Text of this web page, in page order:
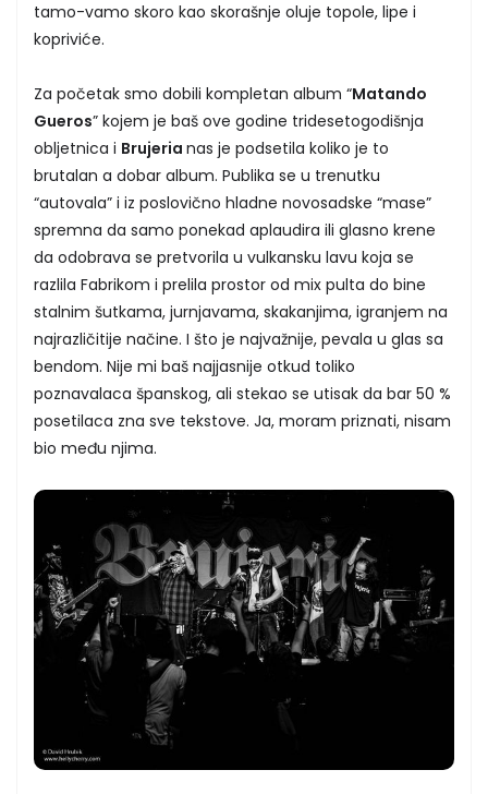
tamo-vamo skoro kao skorašnje oluje topole, lipe i
kopriviće.
Za početak smo dobili kompletan album “Matando
Gueros” kojem je baš ove godine tridesetogodišnja
obljetnica i Brujeria nas je podsetila koliko je to
brutalan a dobar album. Publika se u trenutku
“autovala” i iz poslovično hladne novosadske “mase”
spremna da samo ponekad aplaudira ili glasno krene
da odobrava se pretvorila u vulkansku lavu koja se
razlila Fabrikom i prelila prostor od mix pulta do bine
stalnim šutkama, jurnjavama, skakanjima, igranjem na
najrazličitije načine. I što je najvažnije, pevala u glas sa
bendom. Nije mi baš najjasnije otkud toliko
poznavalaca španskog, ali stekao se utisak da bar 50 %
posetilaca zna sve tekstove. Ja, moram priznati, nisam
bio među njima.